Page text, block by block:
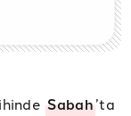
Sabah’ta